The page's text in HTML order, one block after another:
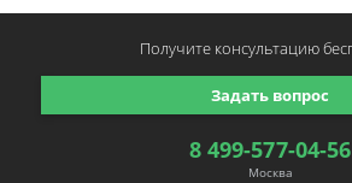
8 499-577-04-56
Москва
Задать вопрос
Получите консультацию